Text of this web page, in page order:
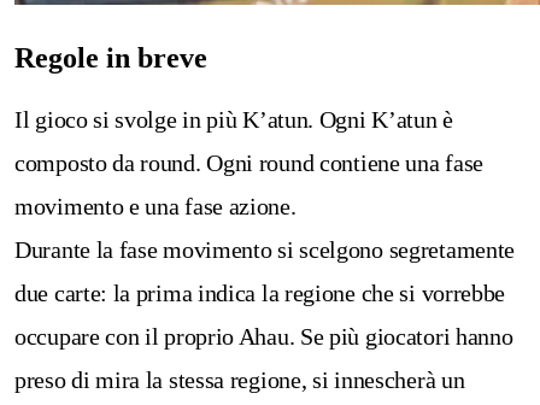
Regole in breve
Il gioco si svolge in più K’atun. Ogni K’atun è
composto da round. Ogni round contiene una fase
movimento e una fase azione.
Durante la fase movimento si scelgono segretamente
due carte: la prima indica la regione che si vorrebbe
occupare con il proprio Ahau. Se più giocatori hanno
preso di mira la stessa regione, si innescherà un